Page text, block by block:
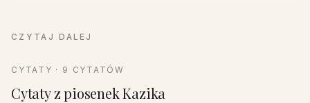
CZYTAJ DALEJ
CYTATY · 9 CYTATÓW
Cytaty z piosenek Kazika